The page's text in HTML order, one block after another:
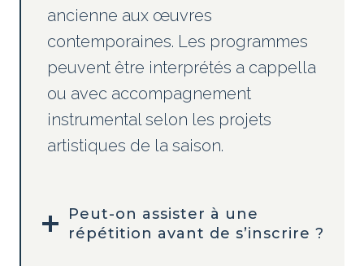
ancienne aux œuvres
contemporaines. Les programmes
peuvent être interprétés a cappella
ou avec accompagnement
instrumental selon les projets
artistiques de la saison.
Peut-on assister à une
répétition avant de s’inscrire ?